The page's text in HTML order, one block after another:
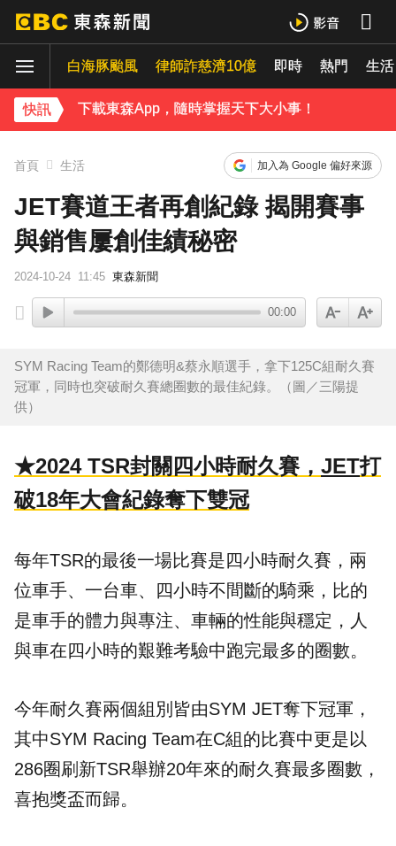
白海豚颱風 律師詐慈濟10億 即時 熱門 生活
快訊
《理財達人秀》X 安聯投信免費講座報名中！搶先卡位 2027
下載東森App，隨時掌握天下大小事！
首頁 生活 加入為 Google 偏好來源
JET賽道王者再創紀錄 揭開賽事
與銷售屢創佳績秘密
2024-10-24 11:45 東森新聞
00:00
SYM Racing Team的鄭德明&蔡永順選手，拿下125C組耐久賽
冠軍，同時也突破耐久賽總圈數的最佳紀錄。（圖／三陽提
供）
★2024 TSR封關四小時耐久賽， JET打
破18年大會紀錄奪下雙冠
每年TSR的最後一場比賽是四小時耐久賽，兩
位車手、一台車、四小時不間斷的騎乘，比的
是車手的體力與專注、車輛的性能與穩定，人
與車在四小時的艱難考驗中跑完最多的圈數。
今年耐久賽兩個組別皆由SYM JET奪下冠軍，
其中SYM Racing Team在C組的比賽中更是以
286圈刷新TSR舉辦20年來的耐久賽最多圈數，
喜抱獎盃而歸。